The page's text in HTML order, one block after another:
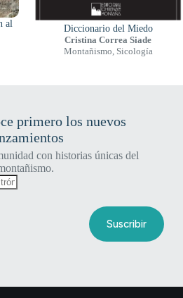
al
Diccionario del Miedo
Cristina Correa Siade
Montañismo Sicología
primero los nuevos
con historias únicas del